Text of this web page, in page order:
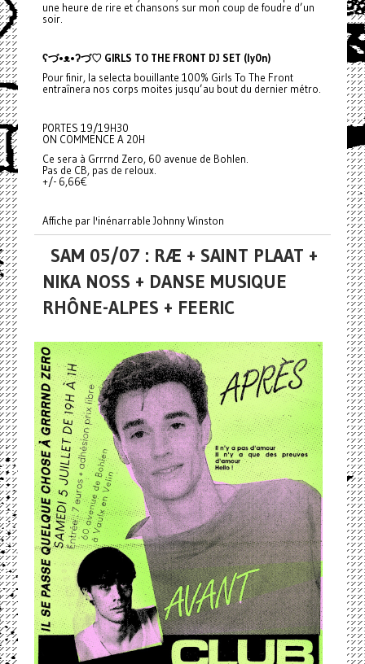
une heure de rire et chansons sur mon coup de foudre d’un
soir.
ʕづ•ᴥ•ʔづ♡ GIRLS TO THE FRONT DJ SET (ly0n)
Pour finir, la selecta bouillante 100% Girls To The Front
entraînera nos corps moites jusqu’au bout du dernier métro.
PORTES 19/19H30
ON COMMENCE A 20H
Ce sera à Grrrnd Zero, 60 avenue de Bohlen.
Pas de CB, pas de reloux.
+/- 6,66€
Affiche par l'inénarrable Johnny Winston
SAM 05/07 : RÆ + SAINT PLAAT +
NIKA NOSS + DANSE MUSIQUE
RHÔNE-ALPES + FEERIC